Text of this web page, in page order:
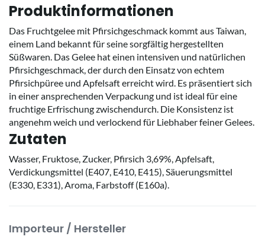
Produktinformationen
Das Fruchtgelee mit Pfirsichgeschmack kommt aus Taiwan,
einem Land bekannt für seine sorgfältig hergestellten
Süßwaren. Das Gelee hat einen intensiven und natürlichen
Pfirsichgeschmack, der durch den Einsatz von echtem
Pfirsichpüree und Apfelsaft erreicht wird. Es präsentiert sich
in einer ansprechenden Verpackung und ist ideal für eine
fruchtige Erfrischung zwischendurch. Die Konsistenz ist
angenehm weich und verlockend für Liebhaber feiner Gelees.
Zutaten
Wasser, Fruktose, Zucker, Pfirsich 3,69%, Apfelsaft,
Verdickungsmittel (E407, E410, E415), Säuerungsmittel
(E330, E331), Aroma, Farbstoff (E160a).
Importeur / Hersteller